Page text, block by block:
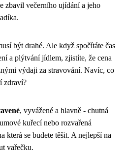
zbavil večerního ujídání a jeho
být drahé. Ale když spočítáte čas
a plýtvání jídlem, zjistíte, že cena
výdaji za stravování. Navíc, co
zdraví?
, vyvážené a hlavně - chutná
kuřecí nebo rozvařená
která se budete těšit. A nejlepší na
vařečku.